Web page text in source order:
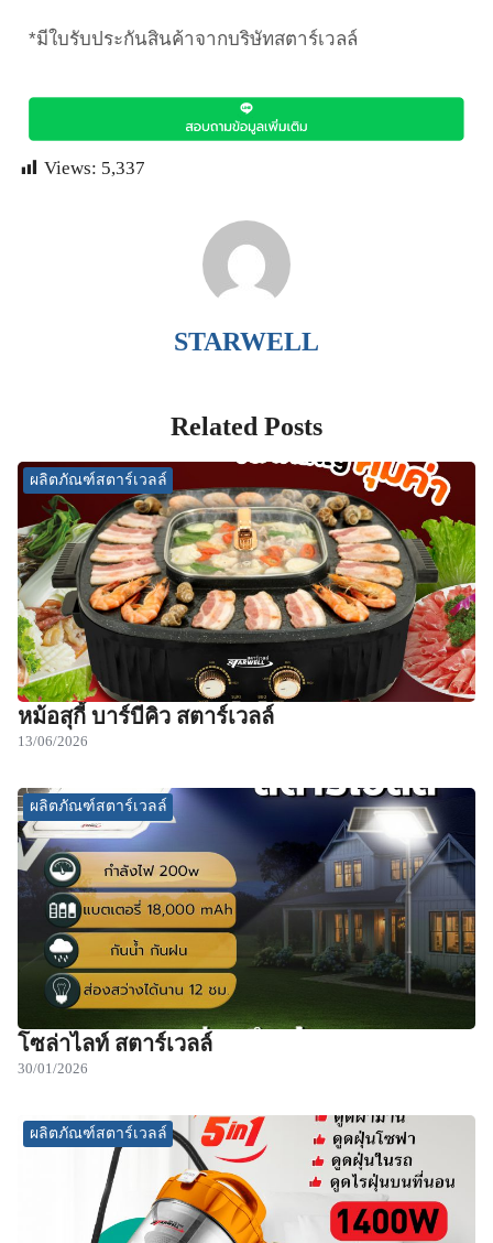
*มีใบรับประกันสินค้าจากบริษัทสตาร์เวลล์
Views: 5,337
STARWELL
Related Posts
ผลิตภัณฑ์สตาร์เวลล์
หม้อสุกี้ บาร์บีคิว สตาร์เวลล์
13/06/2026
ผลิตภัณฑ์สตาร์เวลล์
โซล่าไลท์ สตาร์เวลล์
30/01/2026
ผลิตภัณฑ์สตาร์เวลล์